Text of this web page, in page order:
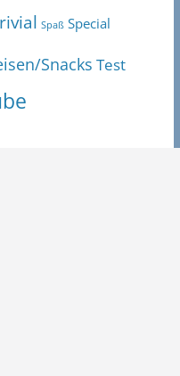
Spaß Special
Snacks Test